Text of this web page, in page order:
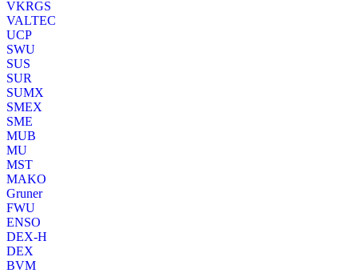
VKRGS
VALTEC
UCP
SWU
SUS
SUR
SUMX
SMEX
SME
MUB
MU
MST
MAKO
Gruner
FWU
ENSO
DEX-H
DEX
BVM